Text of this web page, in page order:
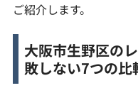
ご紹介します。
大阪市生野区の
敗しない7つの比